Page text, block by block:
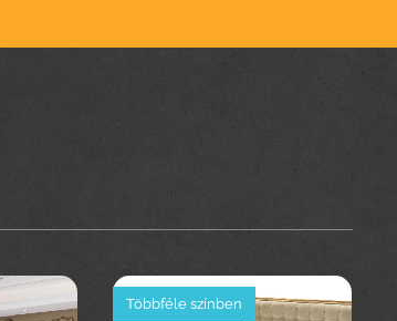
Többféle színben